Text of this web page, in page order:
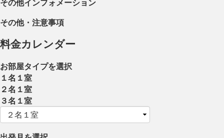
その他インフォメーション
その他・注意事項
料金カレンダー
お部屋タイプを選択
１名１室
２名１室
３名１室